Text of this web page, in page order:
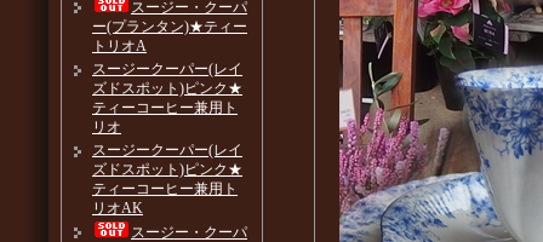
スージー・クーパ
ー(プランタン)★ティー
トリオA
スージークーパー(レイ
ズドスポット)ピンク★
ティーコーヒー兼用ト
リオ
スージークーパー(レイ
ズドスポット)ピンク★
ティーコーヒー兼用ト
リオAK
スージー・クーパ